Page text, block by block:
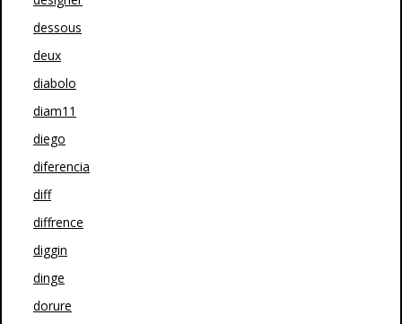
dessous
deux
diabolo
diam11
diego
diferencia
diff
diffrence
diggin
dinge
dorure